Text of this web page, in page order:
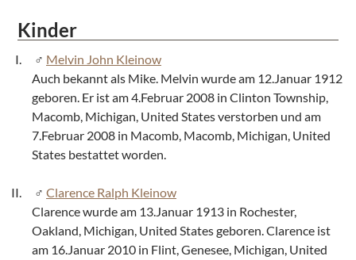
Kinder
Melvin John Kleinow
Auch bekannt als Mike. Melvin wurde am 12.Januar 1912
geboren. Er ist am 4.Februar 2008 in Clinton Township,
Macomb, Michigan, United States verstorben und am
7.Februar 2008 in Macomb, Macomb, Michigan, United
States bestattet worden.
Clarence Ralph Kleinow
Clarence wurde am 13.Januar 1913 in Rochester,
Oakland, Michigan, United States geboren. Clarence ist
am 16.Januar 2010 in Flint, Genesee, Michigan, United